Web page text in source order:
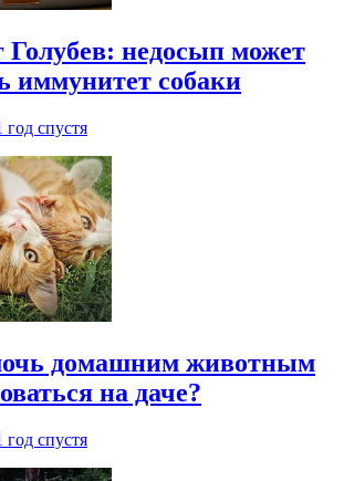
Голубев: недосып может
иммунитет собаки
год спустя
домашним животным
на даче?
год спустя